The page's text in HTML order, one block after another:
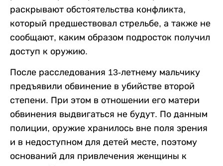
раскрывают обстоятельства конфликта,
который предшествовал стрельбе, а также не
сообщают, каким образом подросток получил
доступ к оружию.
После расследования 13-летнему мальчику
предъявили обвинение в убийстве второй
степени. При этом в отношении его матери
обвинения выдвигаться не будут. По данным
полиции, оружие хранилось вне поля зрения
и в недоступном для детей месте, поэтому
оснований для привлечения женщины к